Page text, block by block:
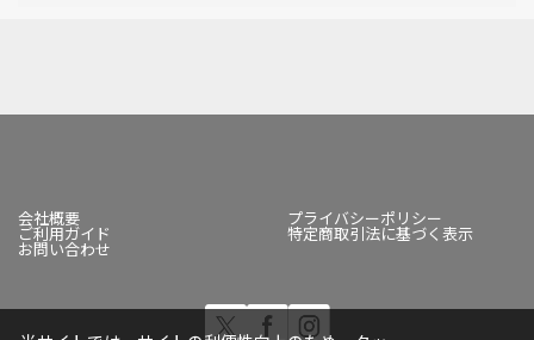
会社概要 プライバシーポリシー
ご利用ガイド 特定商取引法に基づく表示
お問い合わせ